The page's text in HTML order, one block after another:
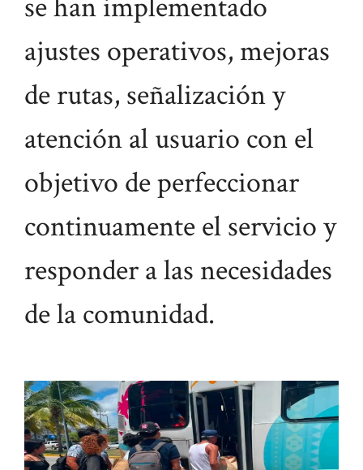
se han implementado
ajustes operativos, mejoras
de rutas, señalización y
atención al usuario con el
objetivo de perfeccionar
continuamente el servicio y
responder a las necesidades
de la comunidad.